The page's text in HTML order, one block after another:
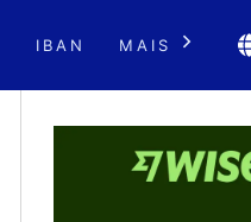
IBAN MAIS